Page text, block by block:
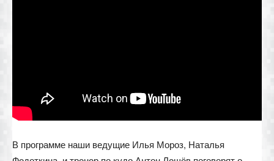
В программе наши ведущие Илья Мороз, Наталья